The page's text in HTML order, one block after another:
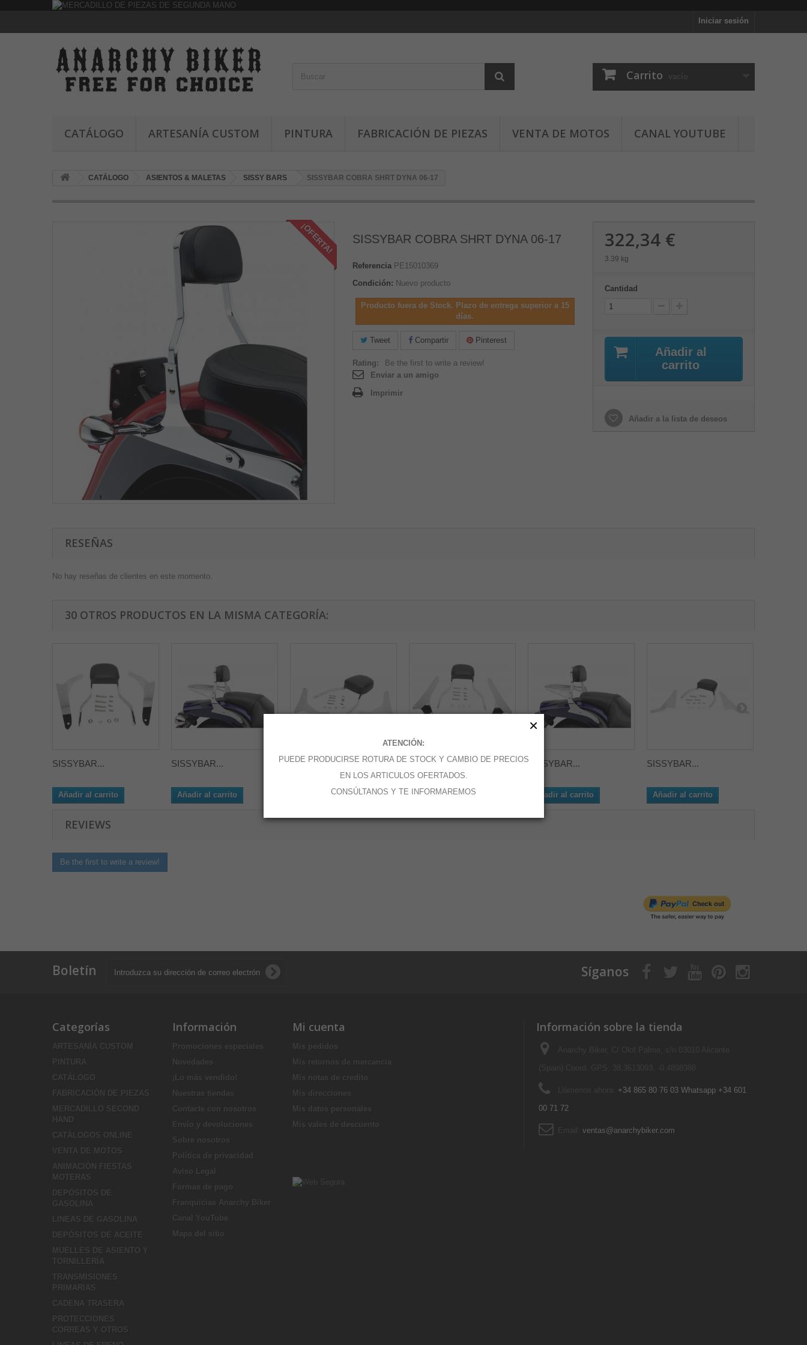
Iniciar sesión
Carrito vacío
CATÁLOGO ARTESANÍA CUSTOM PINTURA FABRICACIÓN DE PIEZAS VENTA DE MOTOS CANAL YOUTUBE
CATÁLOGO ASIENTOS & MALETAS SISSY BARS SISSYBAR COBRA SHRT DYNA 06-17
¡OFERTA! SISSYBAR COBRA SHRT DYNA 06-17
Referencia PE15010369
Condición: Nuevo producto
Producto fuera de Stock. Plazo de entrega superior a 15
días.
Tweet Compartir Pinterest
Rating:
Be the first to write a review!
Enviar a un amigo
Imprimir
322,34 €
3.39 kg
Cantidad
Añadir al
carrito
Añadir a la lista de deseos
RESEÑAS
No hay reseñas de clientes en este momento.
30 OTROS PRODUCTOS EN LA MISMA CATEGORÍA:
SISSYBAR...
Añadir al carrito
SISSYBAR...
Añadir al carrito
SISSYBAR...
Añadir al carrito
SISSYBAR...
Añadir al carrito
SISSYBAR...
Añadir al carrito
SISSYBAR...
Añadir al carrito
REVIEWS
Be the first to write a review!
Boletín Síganos
Categorías
ARTESANÍA CUSTOM
PINTURA
CATÁLOGO
FABRICACIÓN DE PIEZAS
MERCADILLO SECOND
HAND
CATÁLOGOS ONLINE
VENTA DE MOTOS
ANIMACIÓN FIESTAS
MOTERAS
DEPÓSITOS DE
GASOLINA
LINEAS DE GASOLINA
DEPÓSITOS DE ACEITE
MUELLES DE ASIENTO Y
TORNILLERÍA
TRANSMISIONES
PRIMARIAS
CADENA TRASERA
PROTECCIONES
CORREAS Y OTROS
Información
Promociones especiales
Novedades
¡Lo más vendido!
Nuestras tiendas
Contacte con nosotros
Envío y devoluciones
Sobre nosotros
Política de privacidad
Aviso Legal
Formas de pago
Franquicias Anarchy Biker
Canal YouTube
Mapa del sitio
Mi cuenta
Mis pedidos
Mis retornos de mercancia
Mis notas de credito
Mis direcciones
Mis datos personales
Mis vales de descuento
Información sobre la tienda
+34 865 80 76 03 Whatsapp +34 601
00 71 72
ventas@anarchybiker.com
ATENCIÓN:
PUEDE PRODUCIRSE ROTURA DE STOCK Y CAMBIO DE PRECIOS
EN LOS ARTICULOS OFERTADOS.
CONSÚLTANOS Y TE INFORMAREMOS
×